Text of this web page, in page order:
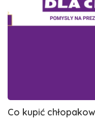
na
Co kupić